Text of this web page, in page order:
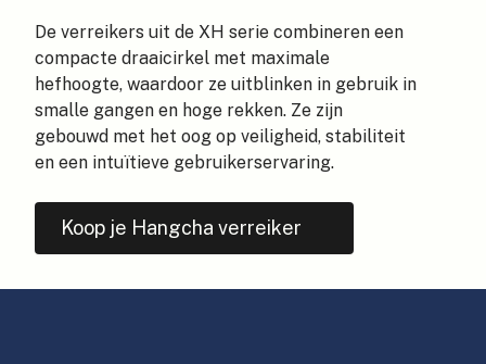
De verreikers uit de XH serie combineren een
compacte draaicirkel met maximale
hefhoogte, waardoor ze uitblinken in gebruik in
smalle gangen en hoge rekken. Ze zijn
gebouwd met het oog op veiligheid, stabiliteit
en een intuïtieve gebruikerservaring.
Koop je Hangcha verreiker